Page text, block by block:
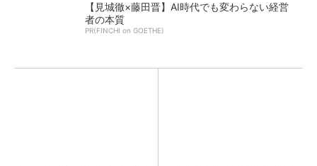
【見城徹×藤田晋】AI時代でも変わらない経営
者の本質
PR(FINCHI on GOETHE)